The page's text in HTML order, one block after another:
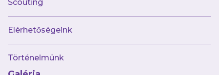
Scouting
Elérhetőségeink
Történelmünk
2024.10.20
Újabb kemény meccs vár